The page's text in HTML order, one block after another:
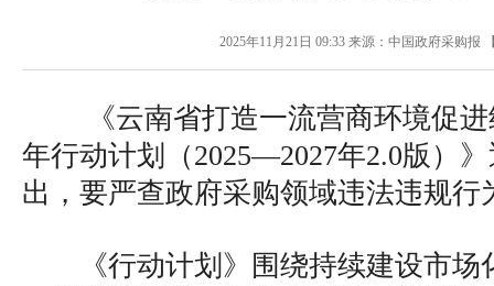
2025年11月21日 09:33来源： 中国政府采购报
《云南省打造一流营商环境促
年行动计划（2025—2027年2.0版）
出，要严查政府采购领域违法违规行
《行动计划》围绕持续建设市